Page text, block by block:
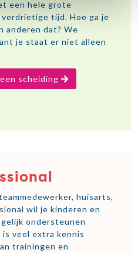
een hele grote
tijd. Hoe ga je
anderen dat? We
je staat er niet alleen
scheiding
huisarts,
wil je kinderen en
ondersteunen
veel extra kennis
trainingen en